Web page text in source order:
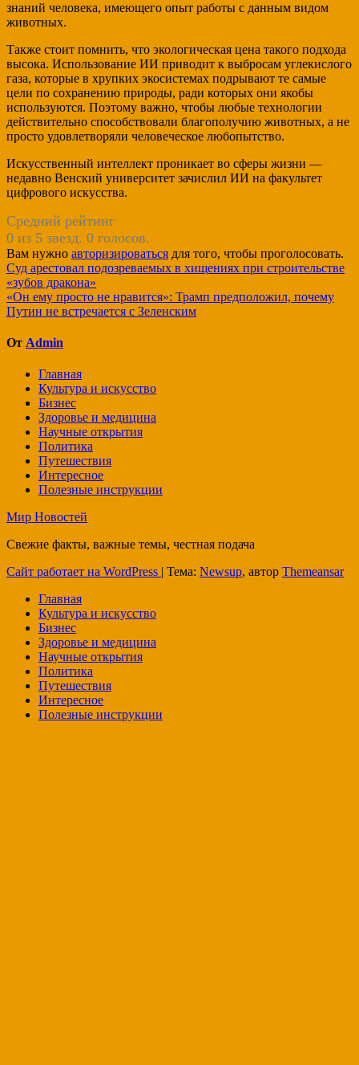
знаний человека, имеющего опыт работы с данным видом
животных.
Также стоит помнить, что экологическая цена такого подхода
высока. Использование ИИ приводит к выбросам углекислого
газа, которые в хрупких экосистемах подрывают те самые
цели по сохранению природы, ради которых они якобы
используются. Поэтому важно, чтобы любые технологии
действительно способствовали благополучию животных, а не
просто удовлетворяли человеческое любопытство.
Искусственный интеллект проникает во сферы жизни —
недавно Венский университет зачислил ИИ на факультет
цифрового искусства.
Средний рейтинг
0 из 5 звезд. 0 голосов.
Вам нужно авторизироваться для того, чтобы проголосовать.
Навигация
по
записям
Суд арестовал подозреваемых в хищениях при строительстве
«зубов дракона»
«Он ему просто не нравится»: Трамп предположил, почему
Путин не встречается с Зеленским
От Admin
Главная
Культура и искусство
Бизнес
Здоровье и медицина
Научные открытия
Политика
Путешествия
Интересное
Полезные инструкции
Мир Новостей
Свежие факты, важные темы, честная подача
Сайт работает на WordPress | Тема: Newsup, автор Themeansar
Главная
Культура и искусство
Бизнес
Здоровье и медицина
Научные открытия
Политика
Путешествия
Интересное
Полезные инструкции